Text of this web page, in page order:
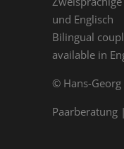
und Englisch
Bilingual
available in
© Hans-
Paarberatung |